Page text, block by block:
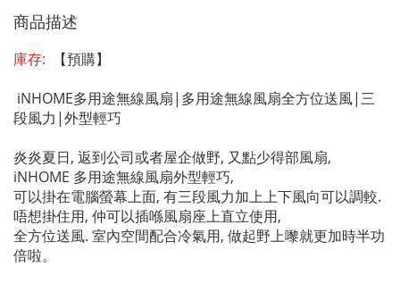
商品描述
庫存:
【預購】
iNHOME多用途無線風扇|多用途無線風扇全方位送風|三
段風力|外型輕巧
炎炎夏日, 返到公司或者屋企做野, 又點少得部風扇,
iNHOME 多用途無線風扇外型輕巧,
可以掛在電腦螢幕上面, 有三段風力加上上下風向可以調較.
唔想掛住用, 仲可以插喺風扇座上直立使用,
全方位送風. 室內空間配合冷氣用, 做起野上嚟就更加時半功
倍啦。